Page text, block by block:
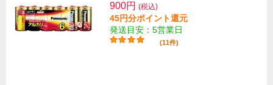
900円 (税込)
45円分ポイント還元
発送目安：5営業日
(11件)